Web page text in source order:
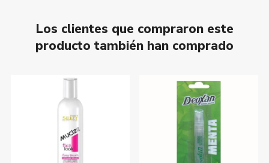
Los clientes que compraron este
producto también han comprado